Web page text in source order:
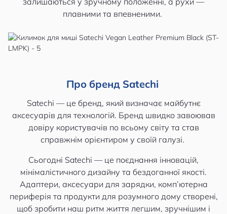
плавними та впевненими.
Про бренд Satechi
Satechi — це бренд, який визначає майбутнє
аксесуарів для технологій. Бренд швидко завоював
довіру користувачів по всьому світу та став
справжнім орієнтиром у своїй галузі.
Сьогодні Satechi — це поєднання інновацій,
мінімалістичного дизайну та бездоганної якості.
Адаптери, аксесуари для зарядки, комп’ютерна
периферія та продукти для розумного дому створені,
щоб зробити наш ритм життя легшим, зручнішим і